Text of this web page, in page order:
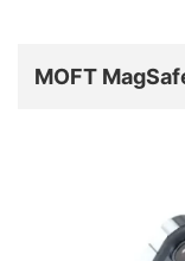
MOFT